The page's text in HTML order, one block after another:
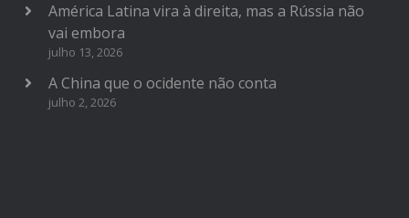
América Latina vira à direita, mas a Rússia não
vai embora
julho 13, 2026
A China que o ocidente não conta
julho 2, 2026